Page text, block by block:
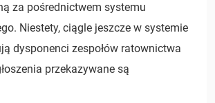
za pośrednictwem systemu
Niestety, ciągle jeszcze w systemie
dysponenci zespołów ratownictwa
przekazywane są